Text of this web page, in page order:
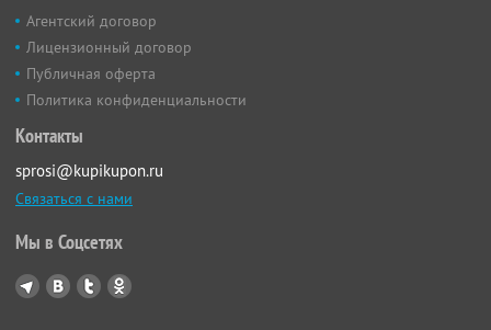
Агентский договор
Лицензионный договор
Публичная оферта
Политика конфиденциальности
Контакты
sprosi@kupikupon.ru
Связаться с нами
Мы в Соцсетях